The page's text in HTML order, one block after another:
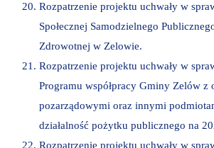
Rozpatrzenie projektu uchwały w
Społecznej Samodzielnego
Zdrowotnej w Zelowie.
Rozpatrzenie projektu uchwały w
Programu współpracy Gminy Zelów z
pozarządowymi oraz innymi
działalność pożytku publicznego na
Rozpatrzenie projektu uchwały w